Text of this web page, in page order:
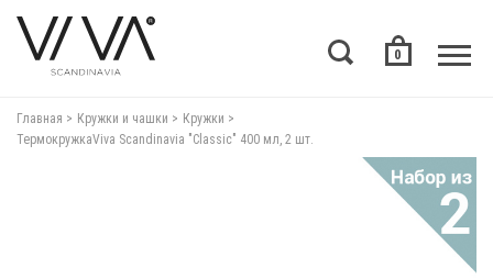
0
Главная Кружки и чашки
Кружки
ТермокружкаViva Scandinavia "Classic" 400 мл, 2 шт.